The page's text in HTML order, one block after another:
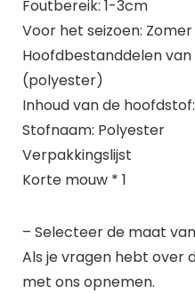
Foutbereik: 1-3cm
Voor het seizoen: Zomer
Hoofdbestanddelen
(polyester)
Inhoud van de
Stofnaam: Polyester
Verpakkingslijst
Korte mouw * 1
– Selecteer de maat
Als je vragen hebt over
met ons opnemen.